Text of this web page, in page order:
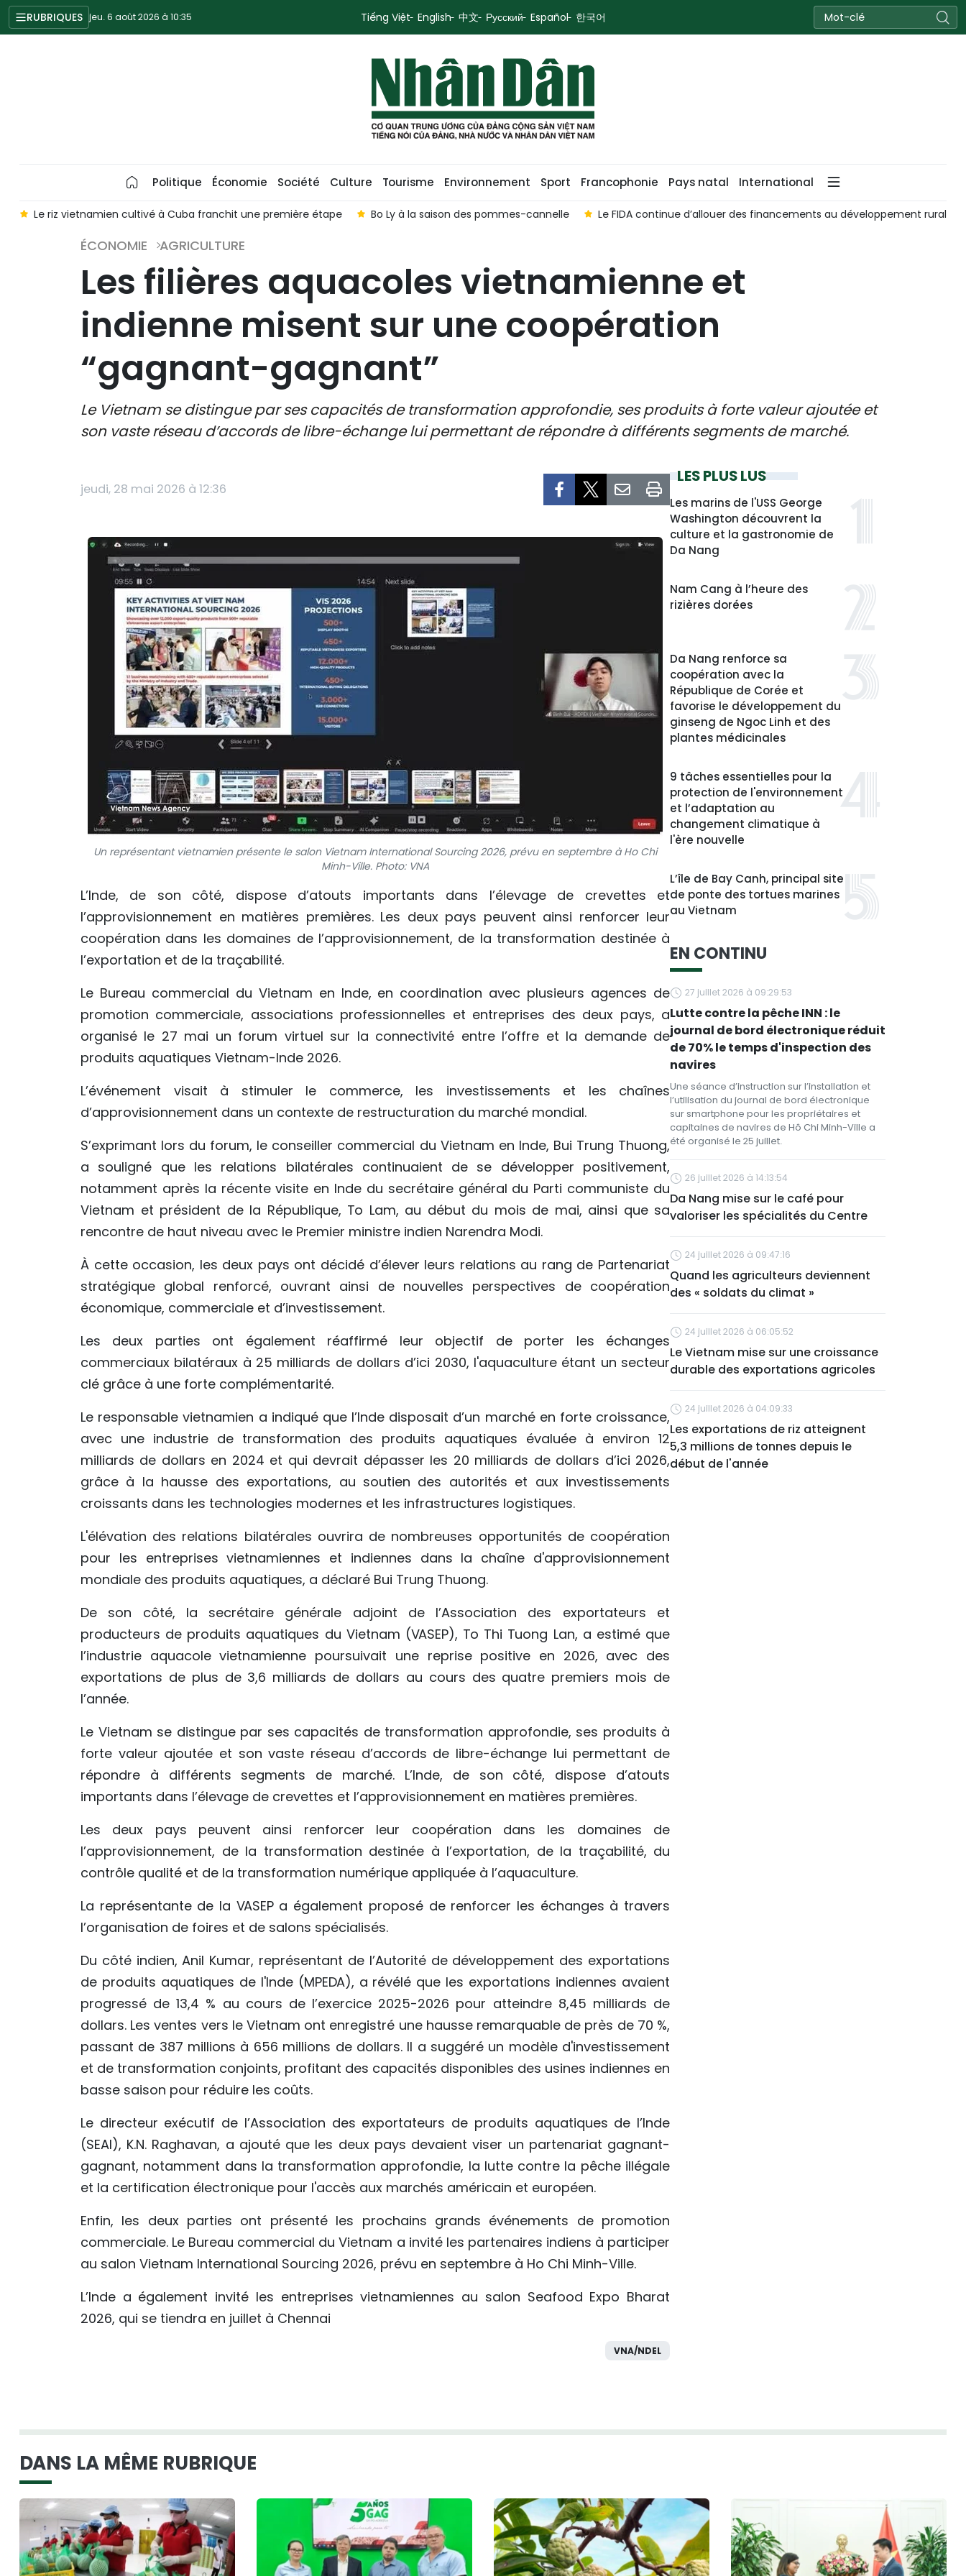
RUBRIQUES jeu. 6 août 2026 à 10:35 Tiếng Việt English 中文 Русский Español 한국어
Politique Économie Société Culture Tourisme Environnement Sport Francophonie Pays natal International
Le riz vietnamien cultivé à Cuba franchit une première étape Bo Ly à la saison des pommes-cannelle Le FIDA continue d’allouer des financements au développement rural
ÉCONOMIE AGRICULTURE
Les filières aquacoles vietnamienne et
indienne misent sur une coopération
“gagnant-gagnant”
Le Vietnam se distingue par ses capacités de transformation approfondie, ses produits à forte valeur ajoutée et
son vaste réseau d’accords de libre-échange lui permettant de répondre à différents segments de marché.
jeudi, 28 mai 2026 à 12:36
Un représentant vietnamien présente le salon Vietnam International Sourcing 2026, prévu en septembre à Ho Chi
Minh-Ville. Photo: VNA
L’Inde, de son côté, dispose d’atouts importants dans l’élevage de crevettes et
l’approvisionnement en matières premières. Les deux pays peuvent ainsi renforcer leur
coopération dans les domaines de l’approvisionnement, de la transformation destinée à
l’exportation et de la traçabilité.
Le Bureau commercial du Vietnam en Inde, en coordination avec plusieurs agences de
promotion commerciale, associations professionnelles et entreprises des deux pays, a
organisé le 27 mai un forum virtuel sur la connectivité entre l’offre et la demande de
produits aquatiques Vietnam-Inde 2026.
L’événement visait à stimuler le commerce, les investissements et les chaînes
d’approvisionnement dans un contexte de restructuration du marché mondial.
S’exprimant lors du forum, le conseiller commercial du Vietnam en Inde, Bui Trung Thuong,
a souligné que les relations bilatérales continuaient de se développer positivement,
notamment après la récente visite en Inde du secrétaire général du Parti communiste du
Vietnam et président de la République, To Lam, au début du mois de mai, ainsi que sa
rencontre de haut niveau avec le Premier ministre indien Narendra Modi.
À cette occasion, les deux pays ont décidé d’élever leurs relations au rang de Partenariat
stratégique global renforcé, ouvrant ainsi de nouvelles perspectives de coopération
économique, commerciale et d’investissement.
Les deux parties ont également réaffirmé leur objectif de porter les échanges
commerciaux bilatéraux à 25 milliards de dollars d’ici 2030, l'aquaculture étant un secteur
clé grâce à une forte complémentarité.
Le responsable vietnamien a indiqué que l’Inde disposait d’un marché en forte croissance,
avec une industrie de transformation des produits aquatiques évaluée à environ 12
milliards de dollars en 2024 et qui devrait dépasser les 20 milliards de dollars d’ici 2026,
grâce à la hausse des exportations, au soutien des autorités et aux investissements
croissants dans les technologies modernes et les infrastructures logistiques.
L'élévation des relations bilatérales ouvrira de nombreuses opportunités de coopération
pour les entreprises vietnamiennes et indiennes dans la chaîne d'approvisionnement
mondiale des produits aquatiques, a déclaré Bui Trung Thuong.
De son côté, la secrétaire générale adjoint de l’Association des exportateurs et
producteurs de produits aquatiques du Vietnam (VASEP), To Thi Tuong Lan, a estimé que
l’industrie aquacole vietnamienne poursuivait une reprise positive en 2026, avec des
exportations de plus de 3,6 milliards de dollars au cours des quatre premiers mois de
l’année.
Le Vietnam se distingue par ses capacités de transformation approfondie, ses produits à
forte valeur ajoutée et son vaste réseau d’accords de libre-échange lui permettant de
répondre à différents segments de marché. L’Inde, de son côté, dispose d’atouts
importants dans l’élevage de crevettes et l’approvisionnement en matières premières.
Les deux pays peuvent ainsi renforcer leur coopération dans les domaines de
l’approvisionnement, de la transformation destinée à l’exportation, de la traçabilité, du
contrôle qualité et de la transformation numérique appliquée à l’aquaculture.
La représentante de la VASEP a également proposé de renforcer les échanges à travers
l’organisation de foires et de salons spécialisés.
Du côté indien, Anil Kumar, représentant de l’Autorité de développement des exportations
de produits aquatiques de l'Inde (MPEDA), a révélé que les exportations indiennes avaient
progressé de 13,4 % au cours de l’exercice 2025-2026 pour atteindre 8,45 milliards de
dollars. Les ventes vers le Vietnam ont enregistré une hausse remarquable de près de 70 %,
passant de 387 millions à 656 millions de dollars. Il a suggéré un modèle d'investissement
et de transformation conjoints, profitant des capacités disponibles des usines indiennes en
basse saison pour réduire les coûts.
Le directeur exécutif de l’Association des exportateurs de produits aquatiques de l’Inde
(SEAI), K.N. Raghavan, a ajouté que les deux pays devaient viser un partenariat gagnant-
gagnant, notamment dans la transformation approfondie, la lutte contre la pêche illégale
et la certification électronique pour l'accès aux marchés américain et européen.
Enfin, les deux parties ont présenté les prochains grands événements de promotion
commerciale. Le Bureau commercial du Vietnam a invité les partenaires indiens à participer
au salon Vietnam International Sourcing 2026, prévu en septembre à Ho Chi Minh-Ville.
L’Inde a également invité les entreprises vietnamiennes au salon Seafood Expo Bharat
2026, qui se tiendra en juillet à Chennai
VNA/NDEL
LES PLUS LUS
Les marins de l'USS George
Washington découvrent la
culture et la gastronomie de
Da Nang
Nam Cang à l’heure des
rizières dorées
Da Nang renforce sa
coopération avec la
République de Corée et
favorise le développement du
ginseng de Ngoc Linh et des
plantes médicinales
9 tâches essentielles pour la
protection de l'environnement
et l’adaptation au
changement climatique à
l'ère nouvelle
L’île de Bay Canh, principal site
de ponte des tortues marines
au Vietnam
EN CONTINU
27 juillet 2026 à 09:29:53
Lutte contre la pêche INN : le
journal de bord électronique réduit
de 70% le temps d'inspection des
navires
Une séance d’instruction sur l’installation et
l’utilisation du journal de bord électronique
sur smartphone pour les propriétaires et
capitaines de navires de Hô Chi Minh-Ville a
été organisé le 25 juillet.
26 juillet 2026 à 14:13:54
Da Nang mise sur le café pour
valoriser les spécialités du Centre
24 juillet 2026 à 09:47:16
Quand les agriculteurs deviennent
des « soldats du climat »
24 juillet 2026 à 06:05:52
Le Vietnam mise sur une croissance
durable des exportations agricoles
24 juillet 2026 à 04:09:33
Les exportations de riz atteignent
5,3 millions de tonnes depuis le
début de l'année
DANS LA MÊME RUBRIQUE